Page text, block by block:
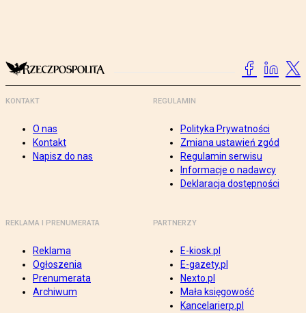
KONTAKT
O nas
Kontakt
Napisz do nas
REGULAMIN
Polityka Prywatności
Zmiana ustawień zgód
Regulamin serwisu
Informacje o nadawcy
Deklaracja dostępności
REKLAMA I PRENUMERATA
Reklama
Ogłoszenia
Prenumerata
Archiwum
PARTNERZY
E-kiosk.pl
E-gazety.pl
Nexto.pl
Mała księgowość
Kancelarierp.pl